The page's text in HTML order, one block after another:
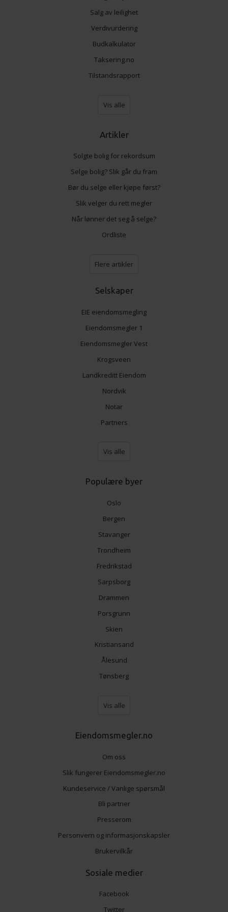
Salg av leilighet
Verdivurdering
Budkalkulator
Taksering.no
Tilstandsrapport
Vis alle
Artikler
Solgte bolig for rekordsum
Selge bolig? Slik går du fram
Bør du selge eller kjøpe først?
Slik velger du rett megler
Når lønner det seg å selge?
Ordliste
Flere artikler
Selskaper
EIE eiendomsmegling
Eiendomsmegler 1
Eiendomsmegler Vest
Krogsveen
Landkreditt Eiendom
Nordvik
Notar
Partners
Vis alle
Populære byer
Oslo
Bergen
Stavanger
Trondheim
Fredrikstad
Sarpsborg
Drammen
Porsgrunn
Skien
Kristiansand
Ålesund
Tønsberg
Vis alle
Eiendomsmegler.no
Om oss
Slik fungerer Eiendomsmegler.no
Kundeservice / Vanlige spørsmål
Bli partner
Presserom
Personvern og informasjonskapsler
Brukervilkår
Sosiale medier
Facebook
Twitter